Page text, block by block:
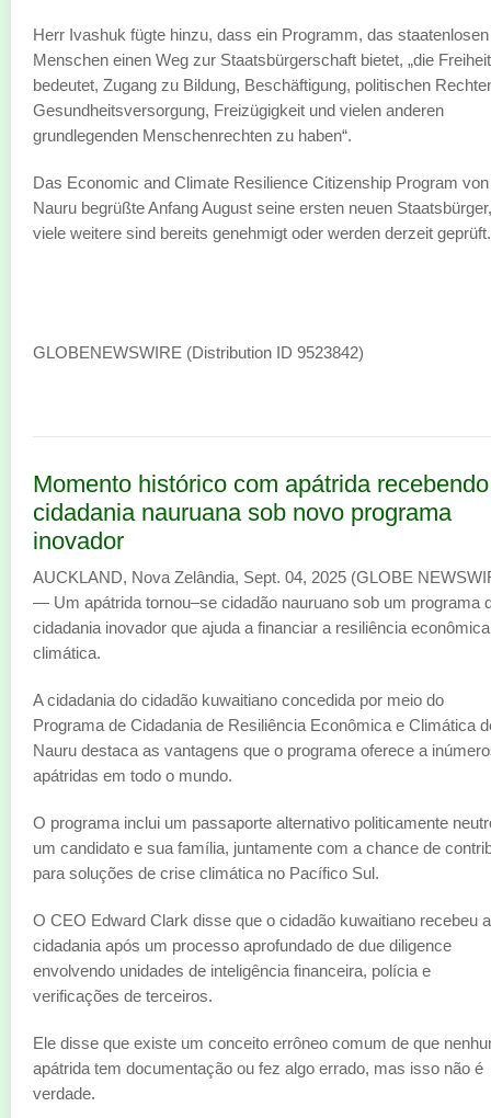
Herr Ivashuk fügte hinzu, dass ein Programm, das staatenlosen
Menschen einen Weg zur Staatsbürgerschaft bietet, „die Freiheit
bedeutet, Zugang zu Bildung, Beschäftigung, politischen
Gesundheitsversorgung, Freizügigkeit und vielen anderen
grundlegenden Menschenrechten zu haben“.
Das Economic and Climate Resilience Citizenship Program von
Nauru begrüßte Anfang August seine ersten neuen Staatsbürger,
viele weitere sind bereits genehmigt oder werden derzeit geprüft.
GLOBENEWSWIRE (Distribution ID 9523842)
Momento histórico com apátrida recebendo
cidadania nauruana sob novo programa
inovador
AUCKLAND, Nova Zelândia, Sept. 04, 2025 (GLOBE
— Um apátrida tornou–se cidadão nauruano sob um programa
cidadania inovador que ajuda a financiar a resiliência
climática.
A cidadania do cidadão kuwaitiano concedida por meio do
Programa de Cidadania de Resiliência Econômica e Climática
Nauru destaca as vantagens que o programa oferece a
apátridas em todo o mundo.
O programa inclui um passaporte alternativo politicamente
um candidato e sua família, juntamente com a chance de
para soluções de crise climática no Pacífico Sul.
O CEO Edward Clark disse que o cidadão kuwaitiano recebeu a
cidadania após um processo aprofundado de due diligence
envolvendo unidades de inteligência financeira, polícia e
verificações de terceiros.
Ele disse que existe um conceito errôneo comum de que
apátrida tem documentação ou fez algo errado, mas isso não é
verdade.